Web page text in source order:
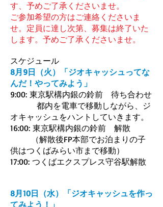
す、予めご了承くださいませ。
ご参加希望の方はご連絡くださいま
せ。定員に達し次第、募集は終了いた
します。予めご了承くださいませ。
スケジュール
8月9日（火）「ジオキャッシュってな
んだ！やってみよう」
9:00: 東京駅構内銀の鈴前 待ち合わせ
都内を電車で移動しながら、ジ
オキャッシュをハントしていきます。
16:00: 東京駅構内銀の鈴前 解散
（解散後FP本部でお泊まりの子
供はつくばみらい市まで移動）
17:00: つくばエクスプレス守谷駅解散
8月10日（水）「ジオキャッシュを作っ
てみよう！」